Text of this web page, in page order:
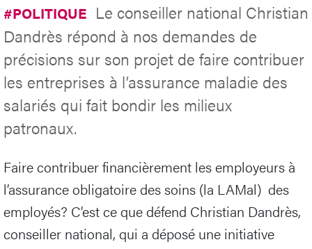
#POLITIQUE Le conseiller national Christian
Dandrès répond à nos demandes de
précisions sur son projet de faire contribuer
les entreprises à l’assurance maladie des
salariés qui fait bondir les milieux
patronaux.
Faire contribuer financièrement les employeurs à
l’assurance obligatoire des soins (la LAMal) des
employés? C’est ce que défend Christian Dandrès,
conseiller national, qui a déposé une initiative